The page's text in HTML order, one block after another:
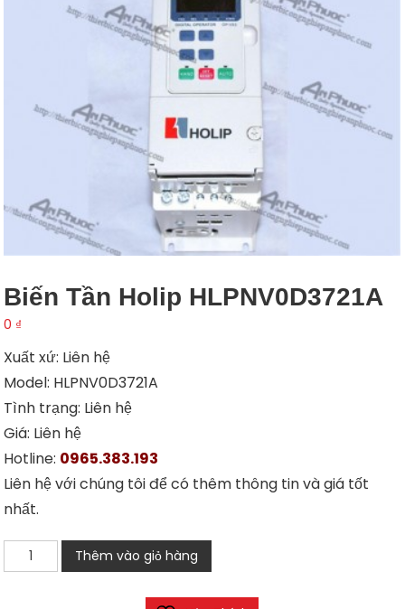
Biến Tần Holip HLPNV0D3721A
0 ₫
Xuất xứ: Liên hệ
Model: HLPNV0D3721A
Tình trạng: Liên hệ
Giá: Liên hệ
Hotline: 0965.383.193
Liên hệ với chúng tôi để có thêm thông tin và giá tốt
nhất.
tần
Thêm vào giỏ hàng